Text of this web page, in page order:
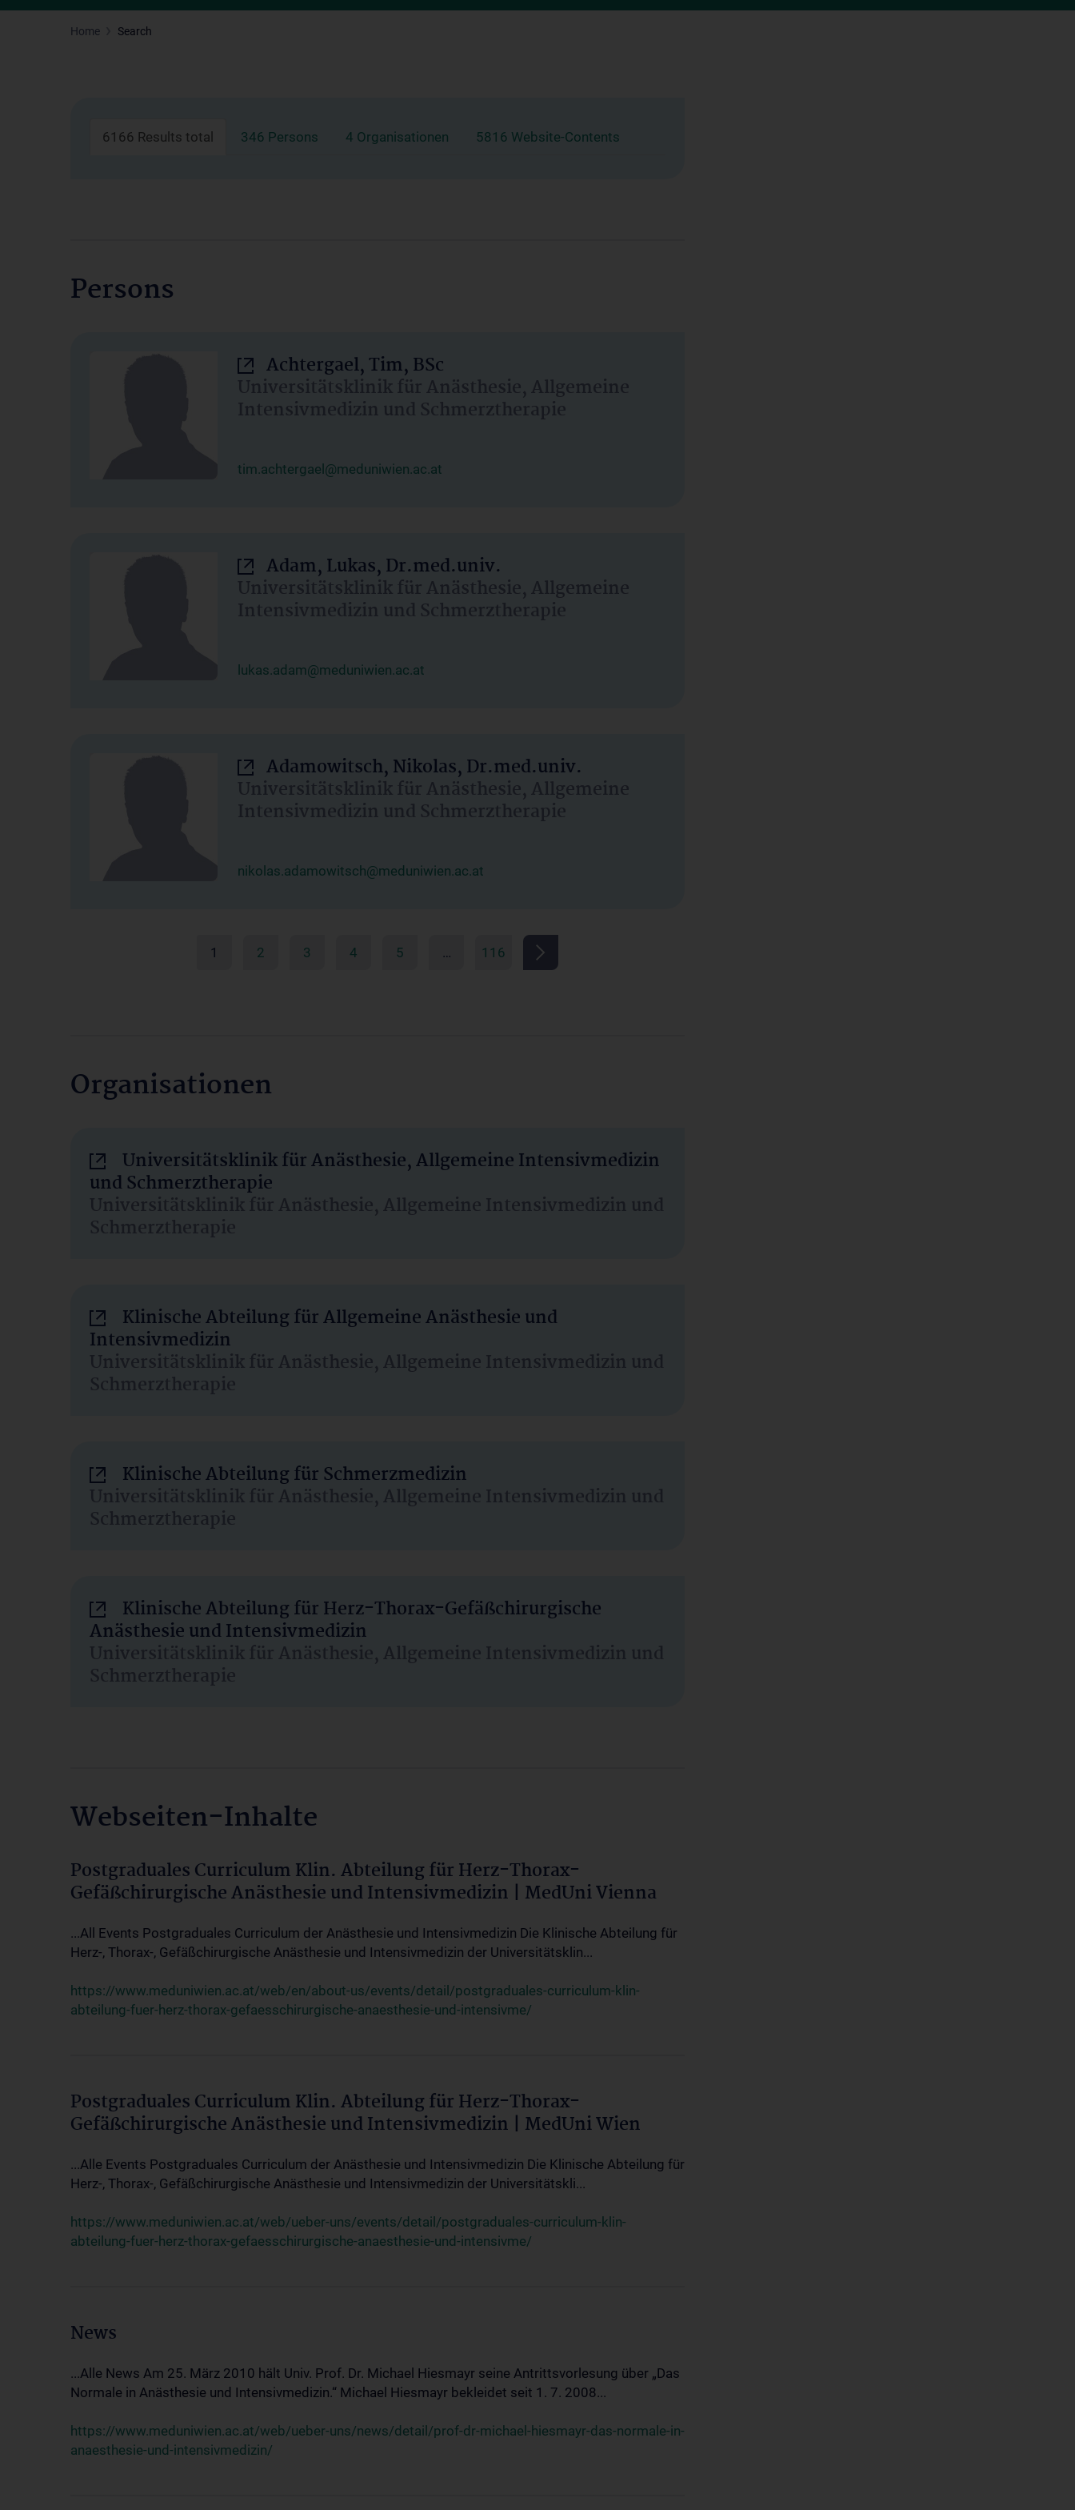
Home Search
6166 Results total 346 Persons 4 Organisationen 5816 Website-Contents
Persons
Achtergael, Tim, BSc
Universitätsklinik für Anästhesie, Allgemeine
Intensivmedizin und Schmerztherapie
tim.achtergael@meduniwien.ac.at
Adam, Lukas, Dr.med.univ.
Universitätsklinik für Anästhesie, Allgemeine
Intensivmedizin und Schmerztherapie
lukas.adam@meduniwien.ac.at
Adamowitsch, Nikolas, Dr.med.univ.
Universitätsklinik für Anästhesie, Allgemeine
Intensivmedizin und Schmerztherapie
nikolas.adamowitsch@meduniwien.ac.at
1 2 3 4 5 … 116
Organisationen
Universitätsklinik für Anästhesie, Allgemeine Intensivmedizin
und Schmerztherapie
Universitätsklinik für Anästhesie, Allgemeine Intensivmedizin und
Schmerztherapie
Klinische Abteilung für Allgemeine Anästhesie und
Intensivmedizin
Universitätsklinik für Anästhesie, Allgemeine Intensivmedizin und
Schmerztherapie
Klinische Abteilung für Schmerzmedizin
Universitätsklinik für Anästhesie, Allgemeine Intensivmedizin und
Schmerztherapie
Klinische Abteilung für Herz-Thorax-Gefäßchirurgische
Anästhesie und Intensivmedizin
Universitätsklinik für Anästhesie, Allgemeine Intensivmedizin und
Schmerztherapie
Webseiten-Inhalte
Postgraduales Curriculum Klin. Abteilung für Herz-Thorax-
Gefäßchirurgische Anästhesie und Intensivmedizin | MedUni Vienna
...All Events Postgraduales Curriculum der Anästhesie und Intensivmedizin Die Klinische Abteilung für
Herz-, Thorax-, Gefäßchirurgische Anästhesie und Intensivmedizin der Universitätsklin...
https://www.meduniwien.ac.at/web/en/about-us/events/detail/postgraduales-curriculum-klin-
abteilung-fuer-herz-thorax-gefaesschirurgische-anaesthesie-und-intensivme/
Postgraduales Curriculum Klin. Abteilung für Herz-Thorax-
Gefäßchirurgische Anästhesie und Intensivmedizin | MedUni Wien
...Alle Events Postgraduales Curriculum der Anästhesie und Intensivmedizin Die Klinische Abteilung für
Herz-, Thorax-, Gefäßchirurgische Anästhesie und Intensivmedizin der Universitätskli...
https://www.meduniwien.ac.at/web/ueber-uns/events/detail/postgraduales-curriculum-klin-
abteilung-fuer-herz-thorax-gefaesschirurgische-anaesthesie-und-intensivme/
News
...Alle News Am 25. März 2010 hält Univ. Prof. Dr. Michael Hiesmayr seine Antrittsvorlesung über „Das
Normale in Anästhesie und Intensivmedizin.“ Michael Hiesmayr bekleidet seit 1. 7. 2008...
https://www.meduniwien.ac.at/web/ueber-uns/news/detail/prof-dr-michael-hiesmayr-das-normale-in-
anaesthesie-und-intensivmedizin/